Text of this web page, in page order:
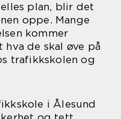
plan, blir det
oppe. Mange
kommer
hva de skal øve på
trafikkskolen og
i Ålesund